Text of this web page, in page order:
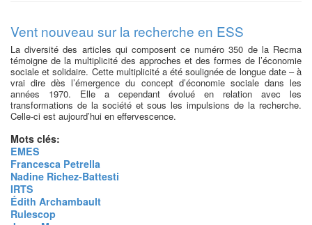
Vent nouveau sur la recherche en ESS
La diversité des articles qui composent ce numéro 350 de la Recma
témoigne de la multiplicité des approches et des formes de l’économie
sociale et solidaire. Cette multiplicité a été soulignée de longue date – à
vrai dire dès l’émergence du concept d’économie sociale dans les
années 1970. Elle a cependant évolué en relation avec les
transformations de la société et sous les impulsions de la recherche.
Celle-ci est aujourd’hui en effervescence.
Mots clés:
EMES
Francesca Petrella
Nadine Richez-Battesti
IRTS
Édith Archambault
Rulescop